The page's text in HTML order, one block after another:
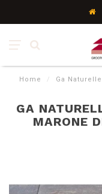
Home /
Ga
GA
MARONE